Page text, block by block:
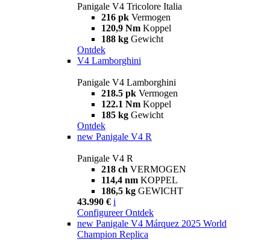
Panigale V4 Tricolore Italia
216 pk Vermogen
120,9 Nm Koppel
188 kg Gewicht
Ontdek
V4 Lamborghini
Panigale V4 Lamborghini
218.5 pk Vermogen
122.1 Nm Koppel
185 kg Gewicht
Ontdek
new Panigale V4 R
Panigale V4 R
218 ch VERMOGEN
114,4 nm KOPPEL
186,5 kg GEWICHT
43.990 € i
Configureer Ontdek
new Panigale V4 Márquez 2025 World
Champion Replica